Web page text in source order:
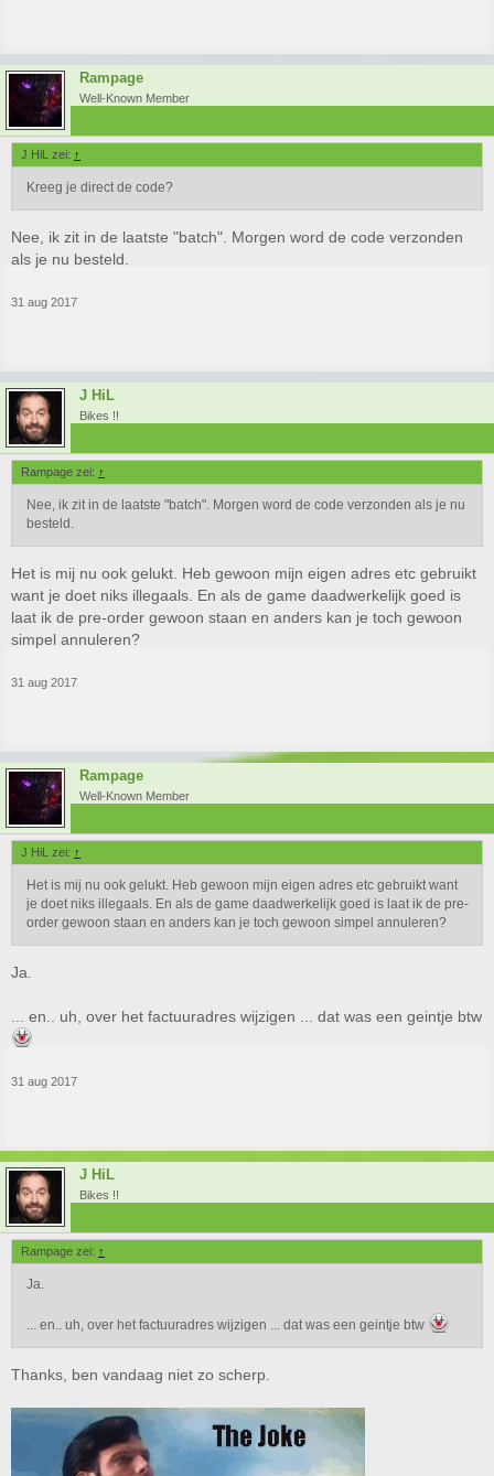
Rampage
Well-Known Member
J HiL zei: ↑
Kreeg je direct de code?
Nee, ik zit in de laatste "batch". Morgen word de code verzonden
als je nu besteld.
31 aug 2017
J HiL
Bikes !!
Rampage zei: ↑
Nee, ik zit in de laatste "batch". Morgen word de code verzonden als je nu
besteld.
Het is mij nu ook gelukt. Heb gewoon mijn eigen adres etc gebruikt
want je doet niks illegaals. En als de game daadwerkelijk goed is
laat ik de pre-order gewoon staan en anders kan je toch gewoon
simpel annuleren?
31 aug 2017
Rampage
Well-Known Member
J HiL zei: ↑
Het is mij nu ook gelukt. Heb gewoon mijn eigen adres etc gebruikt want
je doet niks illegaals. En als de game daadwerkelijk goed is laat ik de pre-
order gewoon staan en anders kan je toch gewoon simpel annuleren?
Ja.
... en.. uh, over het factuuradres wijzigen ... dat was een geintje btw
31 aug 2017
J HiL
Bikes !!
Rampage zei: ↑
Ja.
... en.. uh, over het factuuradres wijzigen ... dat was een geintje btw
Thanks, ben vandaag niet zo scherp.